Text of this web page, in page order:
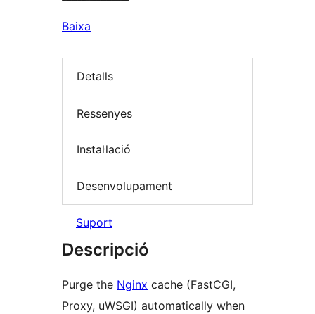
Baixa
Detalls
Ressenyes
Instal·lació
Desenvolupament
Suport
Descripció
Purge the Nginx cache (FastCGI,
Proxy, uWSGI) automatically when